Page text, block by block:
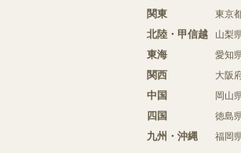
関東 東京
北陸・甲信越 山梨
東海 愛知
関西 大阪
中国 岡山
四国 徳島
九州・沖縄 福岡